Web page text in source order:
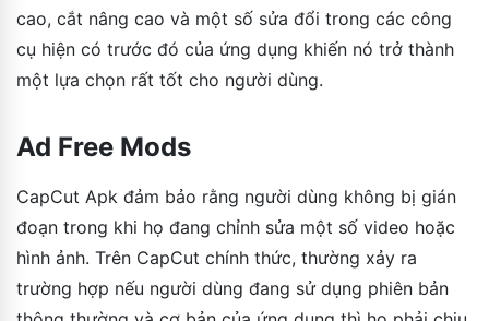
cao, cắt nâng cao và một số sửa đổi trong các công
cụ hiện có trước đó của ứng dụng khiến nó trở thành
một lựa chọn rất tốt cho người dùng.
Ad Free Mods
CapCut Apk đảm bảo rằng người dùng không bị gián
đoạn trong khi họ đang chỉnh sửa một số video hoặc
hình ảnh. Trên CapCut chính thức, thường xảy ra
trường hợp nếu người dùng đang sử dụng phiên bản